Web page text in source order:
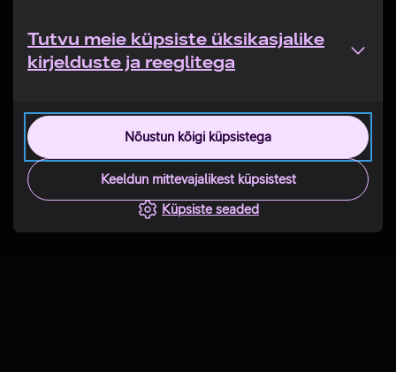
Tutvu meie küpsiste üksikasjalike
kirjelduste ja reeglitega
Nõustun kõigi küpsistega
Keeldun mittevajalikest küpsistest
Küpsiste seaded